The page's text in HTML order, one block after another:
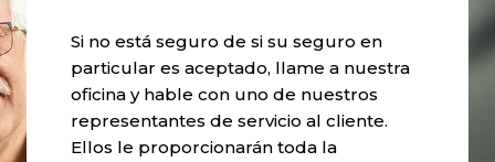
Si no está seguro de si su seguro en
particular es aceptado, llame a nuestra
oficina y hable con uno de nuestros
representantes de servicio al cliente.
Ellos le proporcionarán toda la